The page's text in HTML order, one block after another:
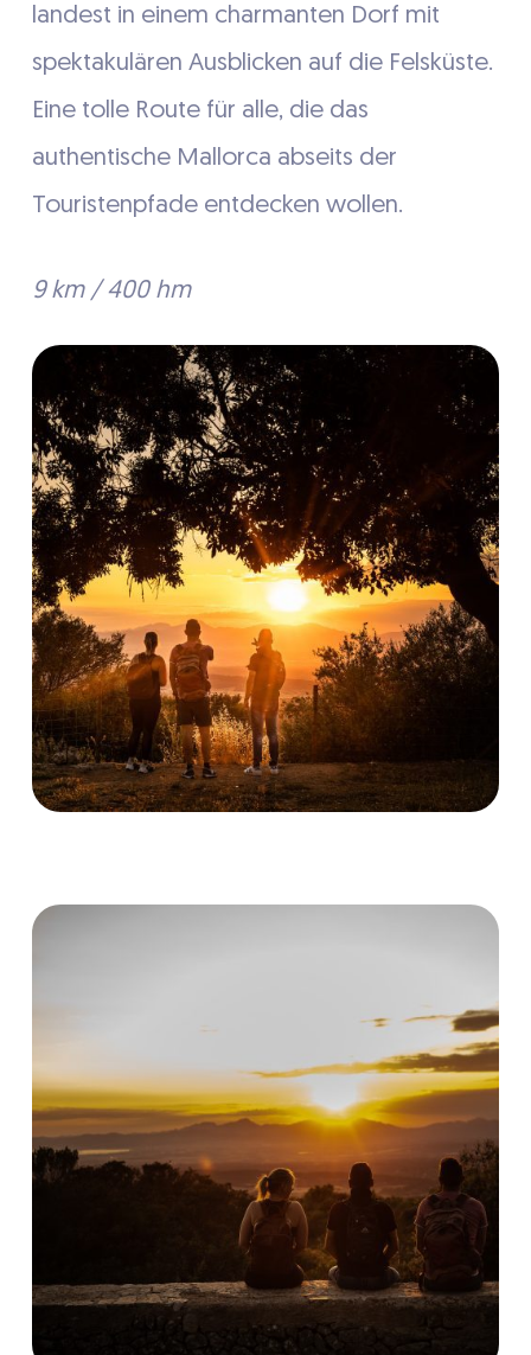
landest in einem charmanten Dorf mit
spektakulären Ausblicken auf die Felsküste.
Eine tolle Route für alle, die das
authentische Mallorca abseits der
Touristenpfade entdecken wollen.
9 km / 400 hm